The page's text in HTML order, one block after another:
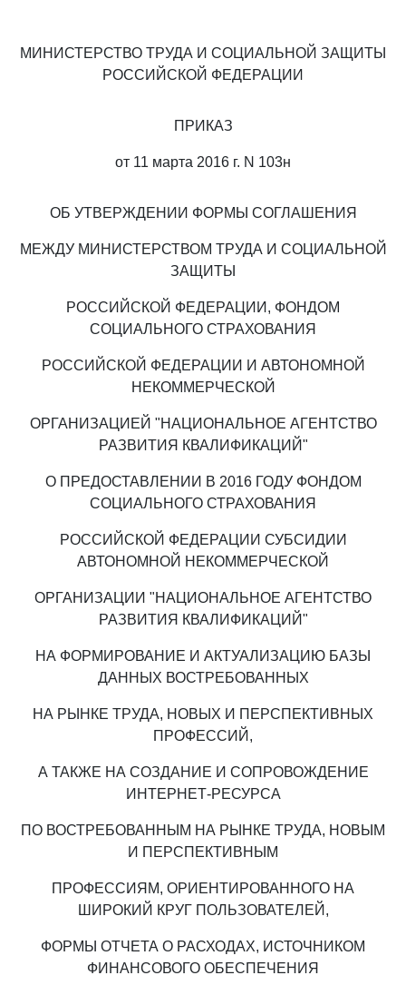
МИНИСТЕРСТВО ТРУДА И СОЦИАЛЬНОЙ ЗАЩИТЫ
РОССИЙСКОЙ ФЕДЕРАЦИИ
ПРИКАЗ
от 11 марта 2016 г. N 103н
ОБ УТВЕРЖДЕНИИ ФОРМЫ СОГЛАШЕНИЯ
МЕЖДУ МИНИСТЕРСТВОМ ТРУДА И СОЦИАЛЬНОЙ
ЗАЩИТЫ
РОССИЙСКОЙ ФЕДЕРАЦИИ, ФОНДОМ
СОЦИАЛЬНОГО СТРАХОВАНИЯ
РОССИЙСКОЙ ФЕДЕРАЦИИ И АВТОНОМНОЙ
НЕКОММЕРЧЕСКОЙ
ОРГАНИЗАЦИЕЙ "НАЦИОНАЛЬНОЕ АГЕНТСТВО
РАЗВИТИЯ КВАЛИФИКАЦИЙ"
О ПРЕДОСТАВЛЕНИИ В 2016 ГОДУ ФОНДОМ
СОЦИАЛЬНОГО СТРАХОВАНИЯ
РОССИЙСКОЙ ФЕДЕРАЦИИ СУБСИДИИ
АВТОНОМНОЙ НЕКОММЕРЧЕСКОЙ
ОРГАНИЗАЦИИ "НАЦИОНАЛЬНОЕ АГЕНТСТВО
РАЗВИТИЯ КВАЛИФИКАЦИЙ"
НА ФОРМИРОВАНИЕ И АКТУАЛИЗАЦИЮ БАЗЫ
ДАННЫХ ВОСТРЕБОВАННЫХ
НА РЫНКЕ ТРУДА, НОВЫХ И ПЕРСПЕКТИВНЫХ
ПРОФЕССИЙ,
А ТАКЖЕ НА СОЗДАНИЕ И СОПРОВОЖДЕНИЕ
ИНТЕРНЕТ-РЕСУРСА
ПО ВОСТРЕБОВАННЫМ НА РЫНКЕ ТРУДА, НОВЫМ
И ПЕРСПЕКТИВНЫМ
ПРОФЕССИЯМ, ОРИЕНТИРОВАННОГО НА
ШИРОКИЙ КРУГ ПОЛЬЗОВАТЕЛЕЙ,
ФОРМЫ ОТЧЕТА О РАСХОДАХ, ИСТОЧНИКОМ
ФИНАНСОВОГО ОБЕСПЕЧЕНИЯ